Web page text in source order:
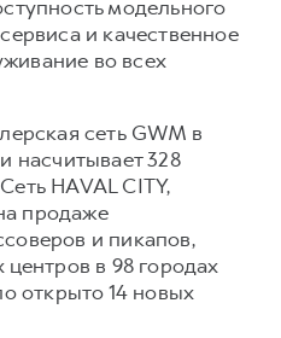
модельного
и качественное
во всех
сеть GWM в
насчитывает 328
HAVAL CITY,
продаже
и пикапов,
центров в 98 городах
открыто 14 новых